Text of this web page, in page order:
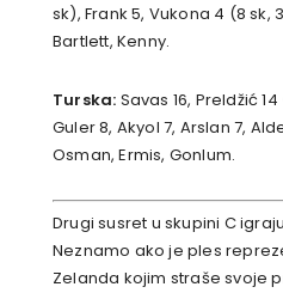
sk), Frank 5, Vukona 4 (8 sk,
Bartlett, Kenny.
Turska: Savas 16, Preldžić
Guler 8, Akyol 7, Arslan 7,
Osman, Ermis, Gonlum.
Drugi susret u skupini C
Neznamo ako je ples
Zelanda kojim straše svoje